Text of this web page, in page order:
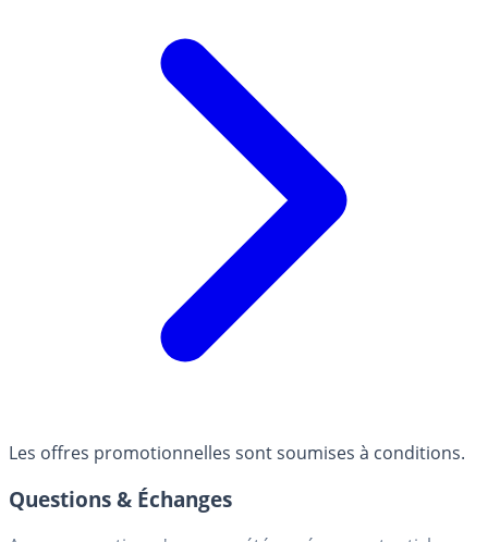
Les offres promotionnelles sont soumises à conditions.
Questions & Échanges